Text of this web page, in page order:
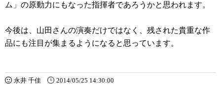
ム」の原動力にもなった指揮者であろうかと思われます。
今後は、山田さんの演奏だけではなく、残された貴重な作
品にも注目が集まるようになると思っています。
永井 千佳 2014/05/25 14:30:00